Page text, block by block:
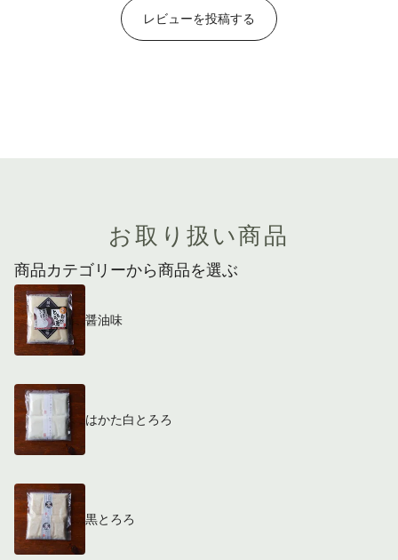
レビューを投稿する
お取り扱い商品
商品カテゴリーから商品を選ぶ
醤油味
はかた白とろろ
黒とろろ